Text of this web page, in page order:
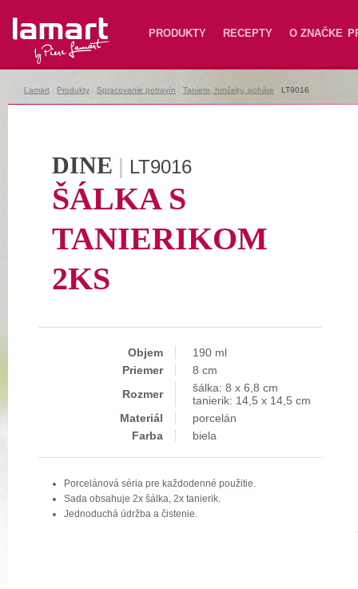
Lamart PRODUKTY RECEPTY O ZNAČKE
Lamart Produkty Spracovanie potravín Taniere, hrnčeky, poháre LT9016
DINE | LT9016
ŠÁLKA S
TANIERIKOM
2KS
Objem
190 ml
Priemer
8 cm
Rozmer
šálka: 8 x 6,8 cm
tanierik: 14,5 x 14,5 cm
Materiál
porcelán
Farba
biela
Porcelánová séria pre každodenné použitie.
Sada obsahuje 2x šálka, 2x tanierik.
Jednoduchá údržba a čistenie.